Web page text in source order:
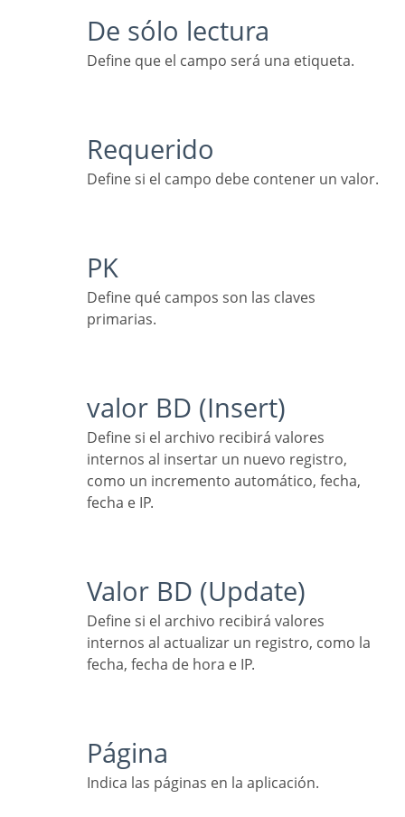
De sólo lectura
Define que el campo será una etiqueta.
Requerido
Define si el campo debe contener un valor.
PK
Define qué campos son las claves
primarias.
valor BD (Insert)
Define si el archivo recibirá valores
internos al insertar un nuevo registro,
como un incremento automático, fecha,
fecha e IP.
Valor BD (Update)
Define si el archivo recibirá valores
internos al actualizar un registro, como la
fecha, fecha de hora e IP.
Página
Indica las páginas en la aplicación.